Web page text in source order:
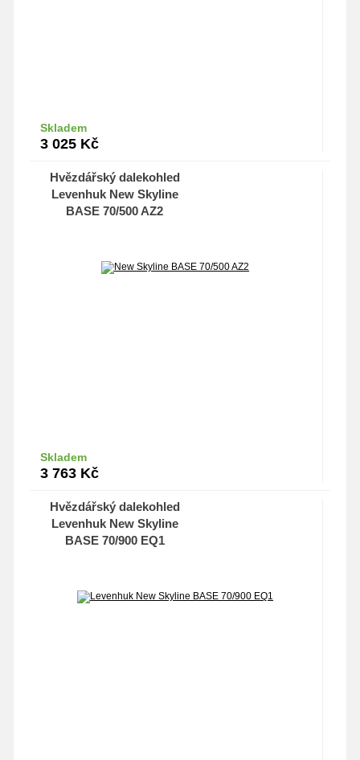
Skladem
3 025 Kč
Hvězdářský dalekohled
Levenhuk New Skyline
BASE 70/500 AZ2
Skladem
3 763 Kč
Hvězdářský dalekohled
Levenhuk New Skyline
BASE 70/900 EQ1